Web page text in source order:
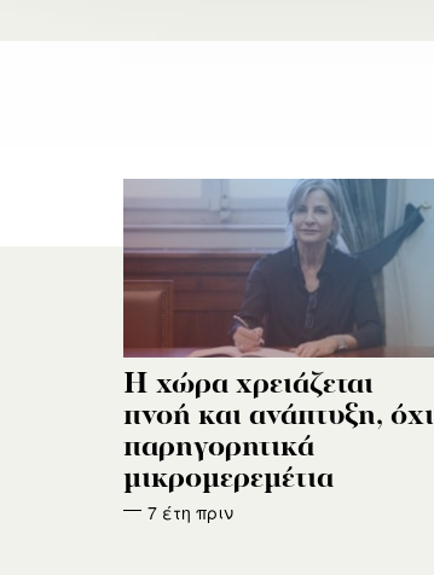
Η χώρα χρειάζεται
πνοή και ανάπτυξη, όχι
παρηγορητικά
μικρομερεμέτια
7 έτη πριν